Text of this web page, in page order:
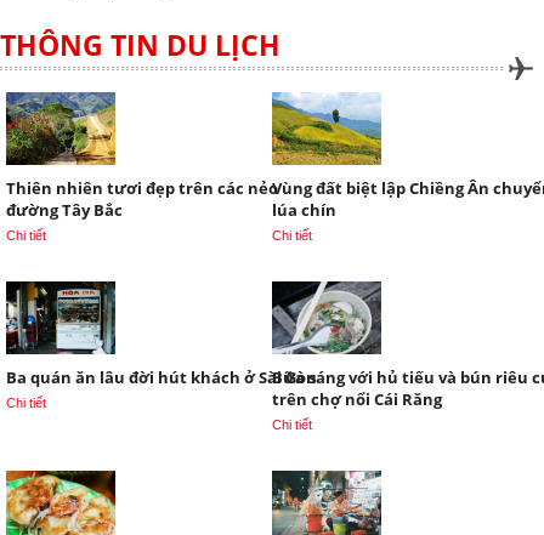
THÔNG TIN DU LỊCH
Thiên nhiên tươi đẹp trên các nẻo
đường Tây Bắc
Chi tiết
Vùng đất biệt lập Chiềng Ân
lúa chín
Chi tiết
Ba quán ăn lâu đời hút khách ở Sài Gòn
Chi tiết
Bữa sáng với hủ tiếu và bún riêu
trên chợ nổi Cái Răng
Chi tiết